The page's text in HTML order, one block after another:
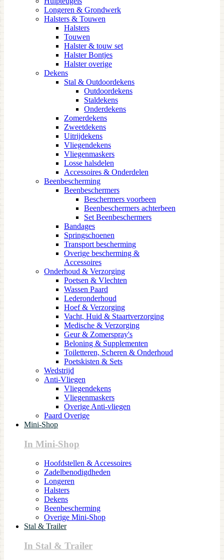
Longeren & Grondwerk
Halsters & Touwen
Halsters
Touwen
Halster & touw set
Halster Bontjes
Halster overige
Dekens
Stal & Outdoordekens
Outdoordekens
Staldekens
Onderdekens
Zomerdekens
Zweetdekens
Uitrijdekens
Vliegendekens
Vliegenmaskers
Losse halsdelen
Accessoires & Onderdelen
Beenbescherming
Beenbeschermers
Beschermers voorbeen
Beenbeschermers achterbeen
Set Beenbeschermers
Bandages
Springschoenen
Transport bescherming
Overige bescherming &
Accessoires
Onderhoud & Verzorging
Poetsen & Vlechten
Wassen Paard
Lederonderhoud
Hoef & Verzorging
Vacht, Huid & Staartverzorging
Medische & Verzorging
Geur & Zomerspray's
Beloning & Supplementen
Toiletteren, Scheren & Onderhoud
Poetskisten & Sets
Wedstrijd
Anti-Vliegen
Vliegendekens
Vliegenmaskers
Overige Anti-vliegen
Paard Overige
Mini-Shop
In Mini-Shop
Hoofdstellen & Accessoires
Zadelbenodigdheden
Longeren
Halsters
Dekens
Beenbescherming
Overige Mini-Shop
Stal & Trailer
In Stal & Trailer